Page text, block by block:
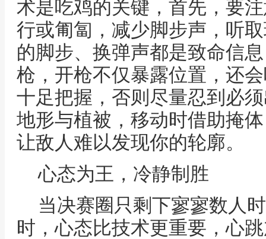
术是吃鸡的关键，首先，要
行或匍匐，减少脚步声，听
的脚步、换弹声都是致命信
枪，开枪不仅暴露位置，还
十足把握，否则尽量忍到必
地形与植被，移动时借助掩
让敌人难以发现你的轮廓。
心态为王，冷静制胜
当决赛圈只剩下寥寥数人
时，心态比技术更重要，心